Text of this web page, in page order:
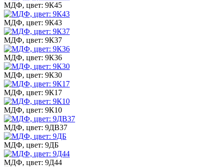
МДФ, цвет: 9К45
МДФ, цвет: 9К43
МДФ, цвет: 9К37
МДФ, цвет: 9К36
МДФ, цвет: 9К30
МДФ, цвет: 9К17
МДФ, цвет: 9К10
МДФ, цвет: 9ДВ37
МДФ, цвет: 9ДБ
МДФ, цвет: 9Д44